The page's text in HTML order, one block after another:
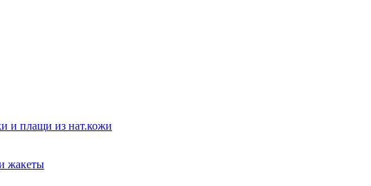
и плащи из нат.кожи
жакеты